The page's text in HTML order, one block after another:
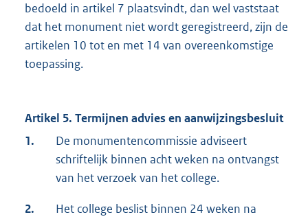
bedoeld in artikel 7 plaatsvindt, dan wel vaststaat
dat het monument niet wordt geregistreerd, zijn de
artikelen 10 tot en met 14 van overeenkomstige
toepassing.
Artikel 5. Termijnen advies en aanwijzingsbesluit
1.
De monumentencommissie adviseert
schriftelijk binnen acht weken na ontvangst
van het verzoek van het college.
2.
Het college beslist binnen 24 weken na